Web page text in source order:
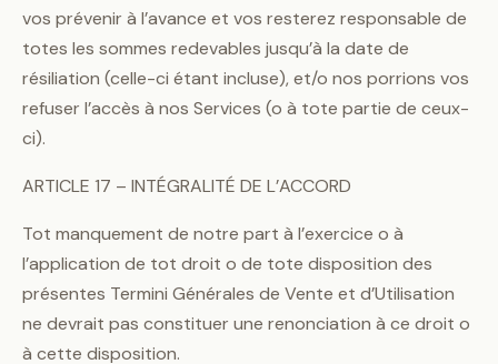
vos prévenir à l’avance et vos resterez responsable de
totes les sommes redevables jusqu’à la date de
résiliation (celle-ci étant incluse), et/o nos porrions vos
refuser l’accès à nos Services (o à tote partie de ceux-
ci).
ARTICLE 17 – INTÉGRALITÉ DE L’ACCORD
Tot manquement de notre part à l’exercice o à
l’application de tot droit o de tote disposition des
présentes Termini Générales de Vente et d’Utilisation
ne devrait pas constituer une renonciation à ce droit o
à cette disposition.